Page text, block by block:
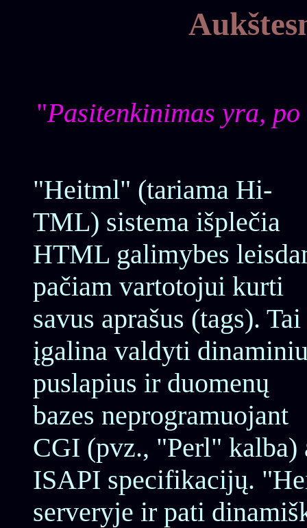
"Pasitenkinimas yra,
"Heitml" (tariama Hi-
TML) sistema išplečia
HTML galimybes
pačiam vartotojui kurti
savus aprašus (tags). Tai
įgalina valdyti
puslapius ir duomenų
bazes neprogramuojant
CGI (pvz., "Perl" kalba)
ISAPI specifikacijų.
serveryje ir pati